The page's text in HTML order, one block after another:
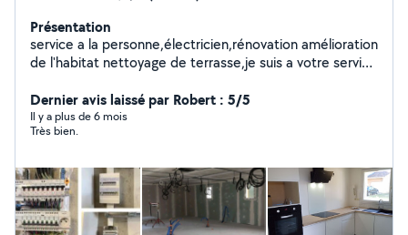
Présentation
service a la personne,électricien,rénovation amélioration
de l'habitat nettoyage de terrasse,je suis a votre service
appeler moi .....la solution sera la votre adapté à votre
projet... a bientôt
Dernier avis laissé par Robert : 5/5
Il y a plus de 6 mois
Très bien.